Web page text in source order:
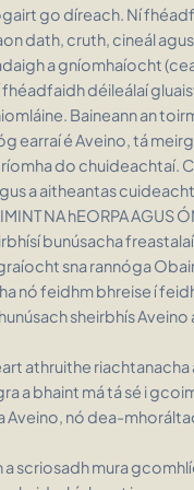
go díreach. Ní
dath, cruth, cineál
a gníomhaíocht
déileálaí
Baineann an
earraí é Aveino, tá
do chuideachtaí.
a aitheantas
NA hEORPA AGUS
bunúsacha freastalaí
sna rannóga
nó feidhm bhreise í
sheirbhís Aveino
athruithe riachtanacha
a bhaint má tá sé i
Aveino, nó dea-
scriosadh mura